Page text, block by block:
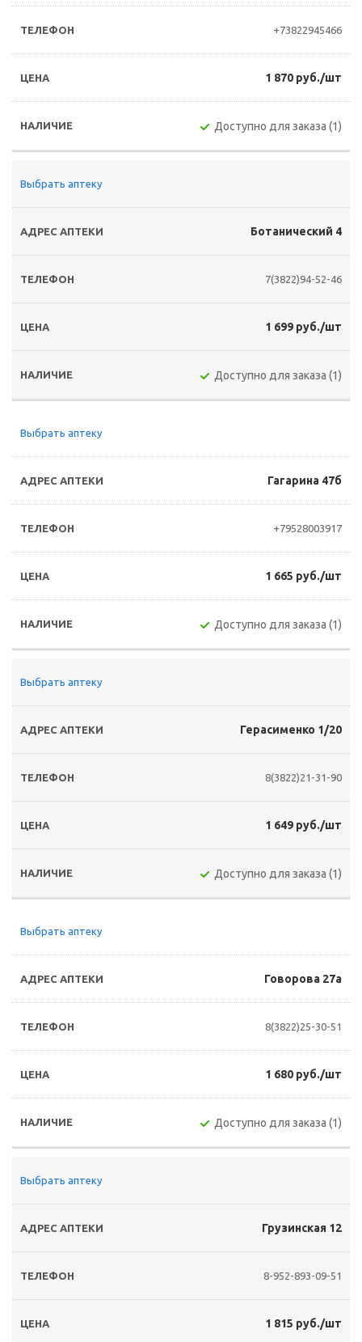
+73822945466
1 870 руб./шт
Доступно для заказа (1)
Выбрать аптеку
Ботанический 4
7(3822)94-52-46
1 699 руб./шт
Доступно для заказа (1)
Выбрать аптеку
Гагарина 47б
+79528003917
1 665 руб./шт
Доступно для заказа (1)
Выбрать аптеку
Герасименко 1/20
8(3822)21-31-90
1 649 руб./шт
Доступно для заказа (1)
Выбрать аптеку
Говорова 27а
8(3822)25-30-51
1 680 руб./шт
Доступно для заказа (1)
Выбрать аптеку
Грузинская 12
8-952-893-09-51
1 815 руб./шт